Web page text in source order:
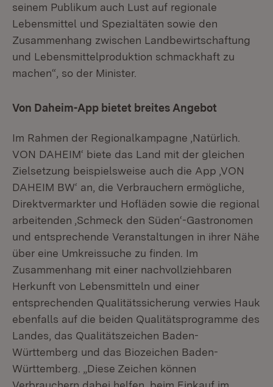
seinem Publikum auch Lust auf regionale
Lebensmittel und Spezialtäten sowie den
Zusammenhang zwischen Landbewirtschaftung
und Lebensmittelproduktion schmackhaft zu
machen“, so der Minister.
Von Daheim-App bietet breites Angebot
Im Rahmen der Regionalkampagne ‚Natürlich.
VON DAHEIM‘ biete das Land mit der gleichen
Zielsetzung beispielsweise auch die App ‚VON
DAHEIM BW‘ an, die Verbrauchern ermögliche,
Direktvermarkter und Hofläden sowie die regional
arbeitenden ‚Schmeck den Süden‘-Gastronomen
und entsprechende Veranstaltungen in ihrer Nähe
über eine Umkreissuche zu finden. Im
Zusammenhang mit einer nachvollziehbaren
Herkunft von Lebensmitteln und einer
entsprechenden Qualitätssicherung verwies Hauk
ebenfalls auf die beiden Qualitätsprogramme des
Landes, das Qualitätszeichen Baden-
Württemberg und das Biozeichen Baden-
Württemberg. „Diese Zeichen können